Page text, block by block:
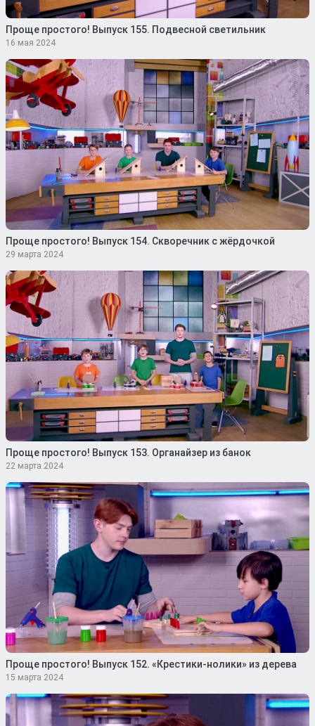
Проще простого! Выпуск 155. Подвесной светильник
16 мая 2024
Проще простого! Выпуск 154. Скворечник с жёрдочкой
29 марта 2024
Проще простого! Выпуск 153. Органайзер из банок
22 марта 2024
Проще простого! Выпуск 152. «Крестики-нолики» из дерева
15 марта 2024